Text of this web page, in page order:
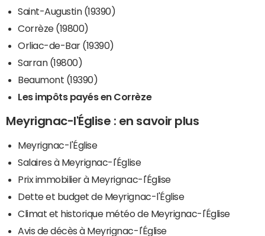
Saint-Augustin (19390)
Corrèze (19800)
Orliac-de-Bar (19390)
Sarran (19800)
Beaumont (19390)
Les impôts payés en Corrèze
Meyrignac-l'Église : en savoir plus
Meyrignac-l'Église
Salaires à Meyrignac-l'Église
Prix immobilier à Meyrignac-l'Église
Dette et budget de Meyrignac-l'Église
Climat et historique météo de Meyrignac-l'Église
Avis de décès à Meyrignac-l'Église